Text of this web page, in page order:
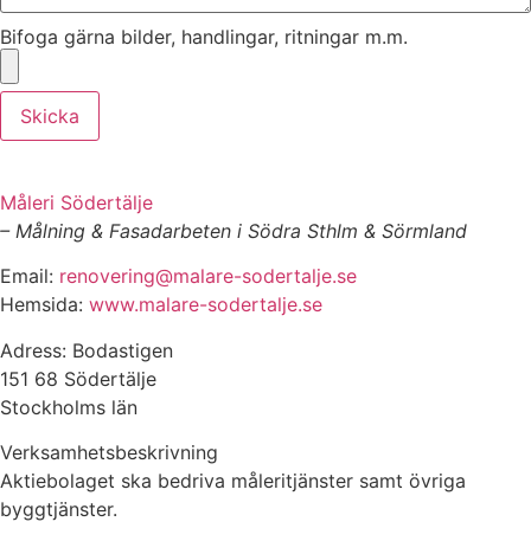
Bifoga gärna bilder, handlingar, ritningar m.m.
Skicka
Måleri Södertälje
– Målning & Fasadarbeten i Södra Sthlm & Sörmland
Email: renovering@malare-sodertalje.se
Hemsida: www.malare-sodertalje.se
Adress: Bodastigen
151 68 Södertälje
Stockholms län
Verksamhetsbeskrivning
Aktiebolaget ska bedriva måleritjänster samt övriga
byggtjänster.